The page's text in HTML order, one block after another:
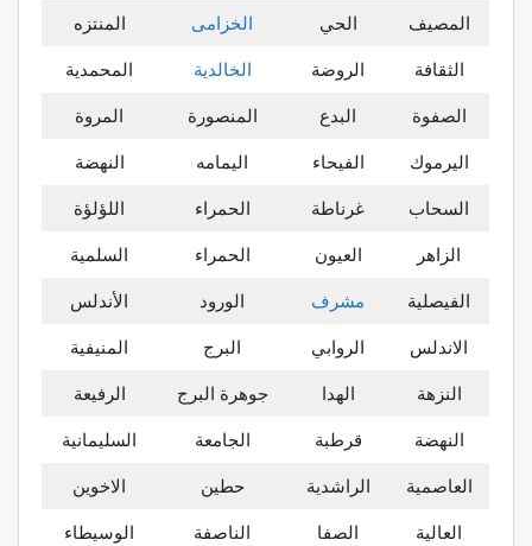
المصيف الحي الخزامى المنتزه
الثقافة الروضة الخالدية المحمدية
الصفوة البدع المنصورة المروة
اليرموك الفيحاء اليمامه النهضة
السحاب غرناطة الحمراء اللؤلؤة
الزاهر العيون الحمراء السلمية
الفيصلية مشرف الورود الأندلس
الاندلس الروابي البرج المنيفية
النزهة الهدا جوهرة البرج الرفيعة
النهضة قرطبة الجامعة السليمانية
العاصمية الراشدية حطين الاخوين
العالية الصفا الناصفة الوسيطاء